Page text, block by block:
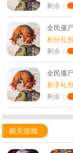
剩余：
全民僵
积分礼
剩余：
全民僵
新手礼
剩余：
相关游戏